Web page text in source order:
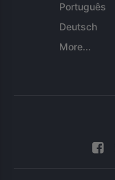
Português
Deutsch
More...